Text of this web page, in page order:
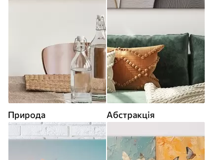
Природа Абстракція